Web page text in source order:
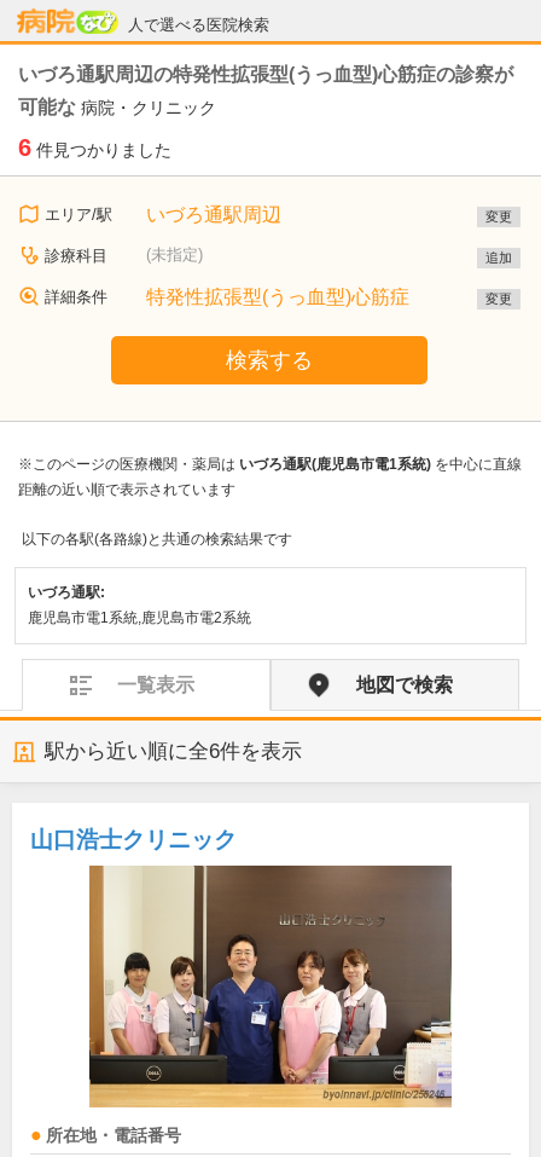
人で選べる医院検索
病院なび
いづろ通駅周辺の特発性拡張型(うっ血型)心筋症の診察が
可能な 病院・クリニック
6 件見つかりました
エリア/駅 いづろ通駅周辺 変更
診療科目 (未指定) 追加
詳細条件 特発性拡張型(うっ血型)心筋症 変更
検索する
※このページの医療機関・薬局は いづろ通駅(鹿児島市電1系統) を中心に直線
距離の近い順で表示されています
以下の各駅(各路線)と共通の検索結果です
いづろ通駅:
鹿児島市電1系統,鹿児島市電2系統
一覧表示 地図で検索
駅から近い順に全6件を表示
山口浩士クリニック
所在地・電話番号